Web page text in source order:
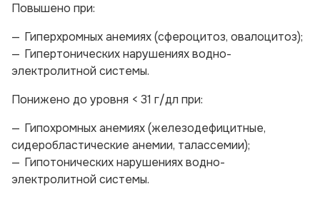
Повышено при:
Гиперхромных анемиях (сфероцитоз, овалоцитоз);
Гипертонических нарушениях водно-
электролитной системы.
Понижено до уровня < 31 г/дл при:
Гипохромных анемиях (железодефицитные,
сидеробластические анемии, талассемии);
Гипотонических нарушениях водно-
электролитной системы.